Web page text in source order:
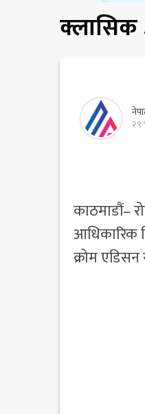
क्लासिक
२९
काठमाडौं–
आधिकारिक
क्रोम